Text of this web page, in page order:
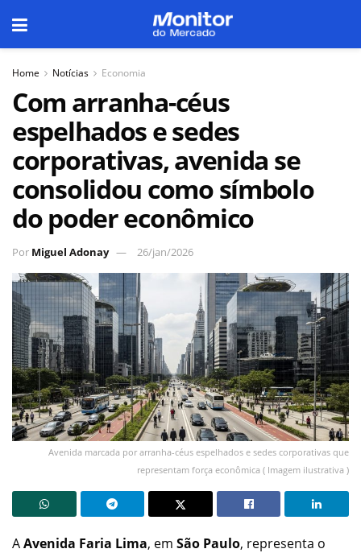
Home Notícias Economia
Com arranha-céus
espelhados e sedes
corporativas, avenida se
consolidou como símbolo
do poder econômico
Por Miguel Adonay 26/jan/2026
Avenida marcada por arranha-céus espelhados e sedes corporativas que
representam força econômica ( Imagem ilustrativa )
AAvenida Faria Lima, em São Paulo, representa o